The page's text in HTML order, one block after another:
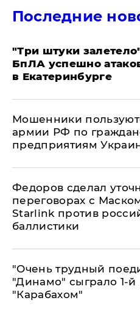
Последние
"Три штуки
БпЛА успешно
в Екатеринбурге
Мошенники
армии РФ по
предприятиям
Федоров сделал
переговорах с
Starlink против
баллистики
"Очень трудный
"Динамо" сыграло 1-й
"Карабахом"